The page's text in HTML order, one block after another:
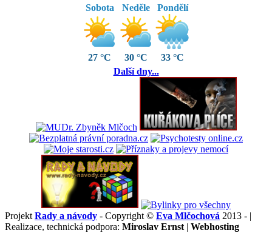
Sobota
27 °C
Neděle
30 °C
Pondělí
33 °C
Další dny...
Projekt Rady a návody - Copyright © Eva Mlčochová 2013 - |
Realizace, technická podpora: Miroslav Ernst | Webhosting